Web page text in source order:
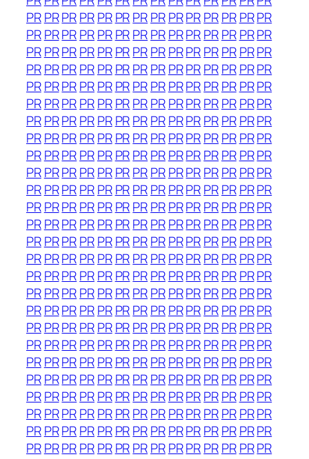
PRPRPRPRPR PRPRPRPRPRPRPR PRPR
PRPRPRPRPR PRPRPRPRPRPRPR PRPR
PRPRPRPRPR PRPRPRPRPRPRPR PRPR
PRPRPRPRPR PRPRPRPRPRPRPR PRPR
PRPRPRPRPR PRPRPRPRPRPRPR PRPR
PRPRPRPRPR PRPRPRPRPRPRPR PRPR
PRPRPRPRPR PRPRPRPRPRPRPR PRPR
PRPRPRPRPR PRPRPRPRPRPRPR PRPR
PRPRPRPRPR PRPRPRPRPRPRPR PRPR
PRPRPRPRPR PRPRPRPRPRPRPR PRPR
PRPRPRPRPR PRPRPRPRPRPRPR PRPR
PRPRPRPRPR PRPRPRPRPRPRPR PRPR
PRPRPRPRPR PRPRPRPRPRPRPR PRPR
PRPRPRPRPR PRPRPRPRPRPRPR PRPR
PRPRPRPRPR PRPRPRPRPRPRPR PRPR
PRPRPRPRPR PRPRPRPRPRPRPR PRPR
PRPRPRPRPR PRPRPRPRPRPRPR PRPR
PRPRPRPRPR PRPRPRPRPRPRPR PRPR
PRPRPRPRPR PRPRPRPRPRPRPR PRPR
PRPRPRPRPR PRPRPRPRPRPRPR PRPR
PRPRPRPRPR PRPRPRPRPRPRPR PRPR
PRPRPRPRPR PRPRPRPRPRPRPR PRPR
PRPRPRPRPR PRPRPRPRPRPRPR PRPR
PRPRPRPRPR PRPRPRPRPRPRPR PRPR
PRPRPRPRPR PRPRPRPRPRPRPR PRPR
PRPRPRPRPR PRPRPRPRPRPRPR PRPR